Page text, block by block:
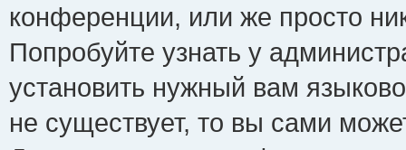
конференции, или же просто
Попробуйте узнать у
установить нужный вам
не существует, то вы сами